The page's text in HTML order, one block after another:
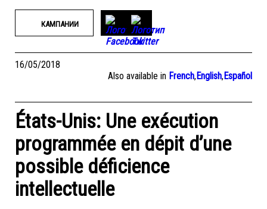
КАМПАНИИ
16/05/2018
Also available in French,English,Español
États-Unis: Une exécution
programmée en dépit d’une
possible déficience
intellectuelle